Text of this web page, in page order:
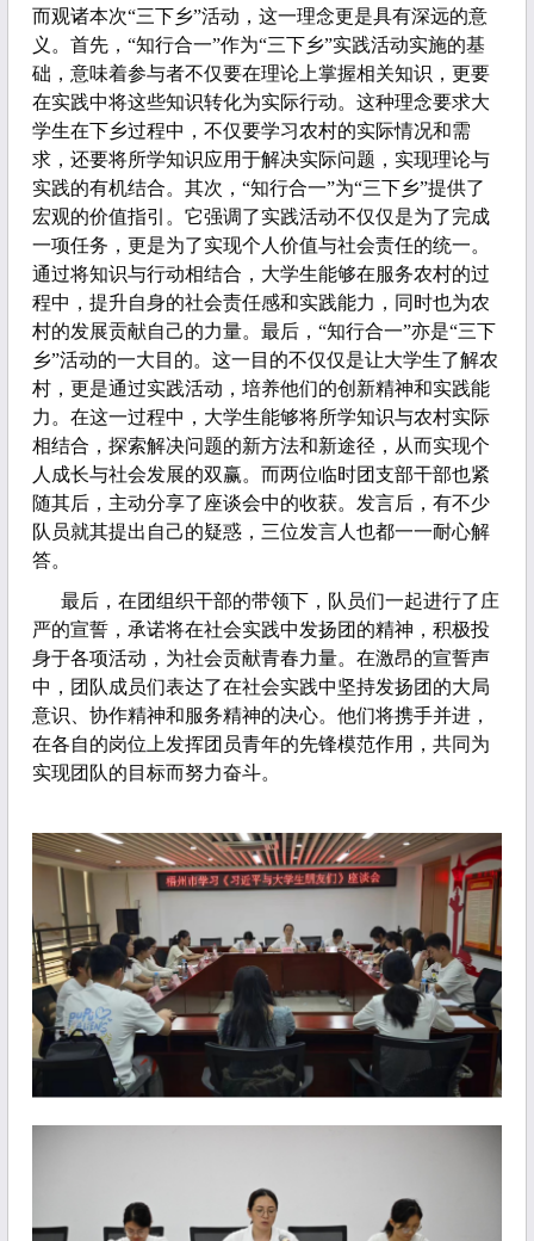
而观诸本次“三下乡”活动，这一理念更是具有深远的意
义。首先，“知行合一”作为“三下乡”实践活动实施的基
础，意味着参与者不仅要在理论上掌握相关知识，更要
在实践中将这些知识转化为实际行动。这种理念要求大
学生在下乡过程中，不仅要学习农村的实际情况和需
求，还要将所学知识应用于解决实际问题，实现理论与
实践的有机结合。其次，“知行合一”为“三下乡”提供了
宏观的价值指引。它强调了实践活动不仅仅是为了完成
一项任务，更是为了实现个人价值与社会责任的统一。
通过将知识与行动相结合，大学生能够在服务农村的过
程中，提升自身的社会责任感和实践能力，同时也为农
村的发展贡献自己的力量。最后，“知行合一”亦是“三下
乡”活动的一大目的。这一目的不仅仅是让大学生了解农
村，更是通过实践活动，培养他们的创新精神和实践能
力。在这一过程中，大学生能够将所学知识与农村实际
相结合，探索解决问题的新方法和新途径，从而实现个
人成长与社会发展的双赢。而两位临时团支部干部也紧
随其后，主动分享了座谈会中的收获。发言后，有不少
队员就其提出自己的疑惑，三位发言人也都一一耐心解
答。
最后，在团组织干部的带领下，队员们一起进行了庄
严的宣誓，承诺将在社会实践中发扬团的精神，积极投
身于各项活动，为社会贡献青春力量。在激昂的宣誓声
中，团队成员们表达了在社会实践中坚持发扬团的大局
意识、协作精神和服务精神的决心。他们将携手并进，
在各自的岗位上发挥团员青年的先锋模范作用，共同为
实现团队的目标而努力奋斗。